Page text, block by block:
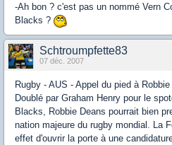
-Ah bon ? c'est pas un nommé Vern
Blacks ?
Schtroumpfette83
07 déc. 2007
Rugby - AUS - Appel du pied à Robbie
Doublé par Graham Henry pour le
Blacks, Robbie Deans pourrait bien
nation majeure du rugby mondial. La
effet d'ouvrir la porte à une